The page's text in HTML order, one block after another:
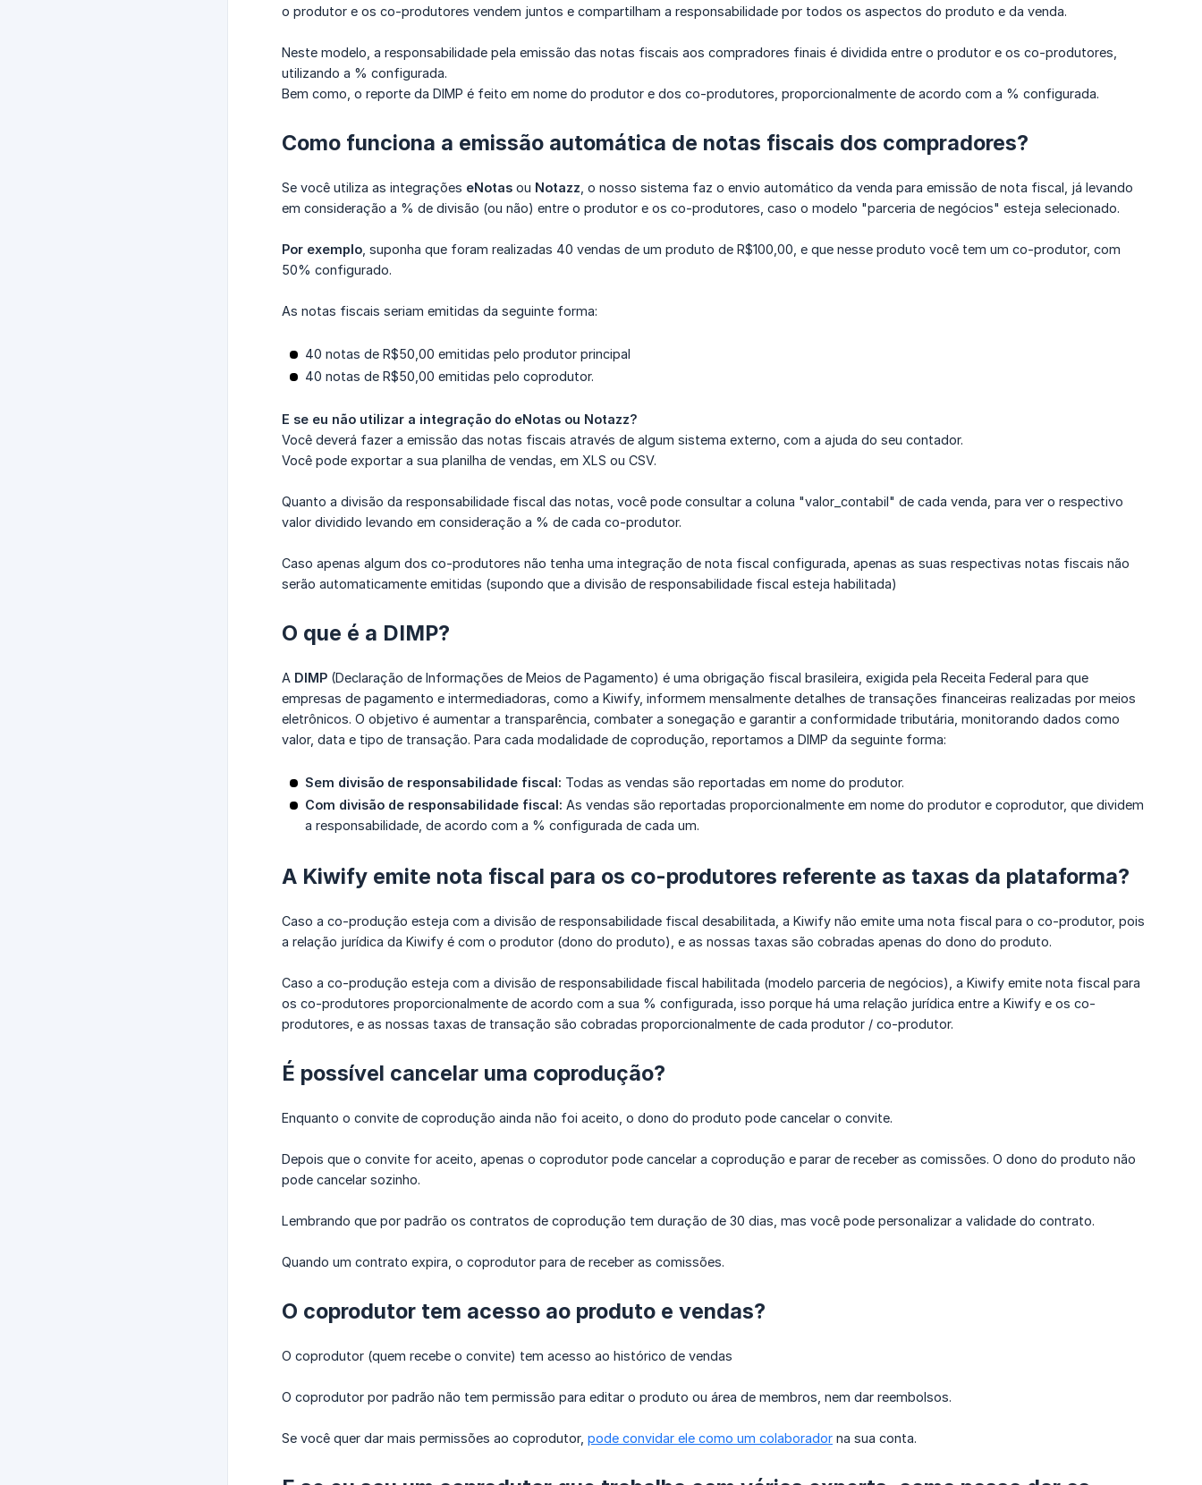
o produtor e os co-produtores vendem juntos e compartilham a responsabilidade por todos os aspectos do produto e da venda.
Neste modelo, a responsabilidade pela emissão das notas fiscais aos compradores finais é dividida entre o produtor e os co-produtores,
utilizando a % configurada.
Bem como, o reporte da DIMP é feito em nome do produtor e dos co-produtores, proporcionalmente de acordo com a % configurada.
Como funciona a emissão automática de notas fiscais dos compradores?
Se você utiliza as integrações eNotas ou Notazz , o nosso sistema faz o envio automático da venda para emissão de nota fiscal, já levando
em consideração a % de divisão (ou não) entre o produtor e os co-produtores, caso o modelo "parceria de negócios" esteja selecionado.
Por exemplo , suponha que foram realizadas 40 vendas de um produto de R$100,00, e que nesse produto você tem um co-produtor, com
50% configurado.
As notas fiscais seriam emitidas da seguinte forma:
40 notas de R$50,00 emitidas pelo produtor principal
40 notas de R$50,00 emitidas pelo coprodutor.
E se eu não utilizar a integração do eNotas ou Notazz?
Você deverá fazer a emissão das notas fiscais através de algum sistema externo, com a ajuda do seu contador.
Você pode exportar a sua planilha de vendas, em XLS ou CSV.
Quanto a divisão da responsabilidade fiscal das notas, você pode consultar a coluna "valor_contabil" de cada venda, para ver o respectivo
valor dividido levando em consideração a % de cada co-produtor.
Caso apenas algum dos co-produtores não tenha uma integração de nota fiscal configurada, apenas as suas respectivas notas fiscais não
serão automaticamente emitidas (supondo que a divisão de responsabilidade fiscal esteja habilitada)
O que é a DIMP?
A DIMP (Declaração de Informações de Meios de Pagamento) é uma obrigação fiscal brasileira, exigida pela Receita Federal para que
empresas de pagamento e intermediadoras, como a Kiwify, informem mensalmente detalhes de transações financeiras realizadas por meios
eletrônicos. O objetivo é aumentar a transparência, combater a sonegação e garantir a conformidade tributária, monitorando dados como
valor, data e tipo de transação. Para cada modalidade de coprodução, reportamos a DIMP da seguinte forma:
Sem divisão de responsabilidade fiscal: Todas as vendas são reportadas em nome do produtor.
Com divisão de responsabilidade fiscal: As vendas são reportadas proporcionalmente em nome do produtor e coprodutor, que dividem
a responsabilidade, de acordo com a % configurada de cada um.
A Kiwify emite nota fiscal para os co-produtores referente as taxas da plataforma?
Caso a co-produção esteja com a divisão de responsabilidade fiscal desabilitada, a Kiwify não emite uma nota fiscal para o co-produtor, pois
a relação jurídica da Kiwify é com o produtor (dono do produto), e as nossas taxas são cobradas apenas do dono do produto.
Caso a co-produção esteja com a divisão de responsabilidade fiscal habilitada (modelo parceria de negócios), a Kiwify emite nota fiscal para
os co-produtores proporcionalmente de acordo com a sua % configurada, isso porque há uma relação jurídica entre a Kiwify e os co-
produtores, e as nossas taxas de transação são cobradas proporcionalmente de cada produtor / co-produtor.
É possível cancelar uma coprodução?
Enquanto o convite de coprodução ainda não foi aceito, o dono do produto pode cancelar o convite.
Depois que o convite for aceito, apenas o coprodutor pode cancelar a coprodução e parar de receber as comissões. O dono do produto não
pode cancelar sozinho.
Lembrando que por padrão os contratos de coprodução tem duração de 30 dias, mas você pode personalizar a validade do contrato.
Quando um contrato expira, o coprodutor para de receber as comissões.
O coprodutor tem acesso ao produto e vendas?
O coprodutor (quem recebe o convite) tem acesso ao histórico de vendas
O coprodutor por padrão não tem permissão para editar o produto ou área de membros, nem dar reembolsos.
Se você quer dar mais permissões ao coprodutor, pode convidar ele como um colaborador na sua conta.